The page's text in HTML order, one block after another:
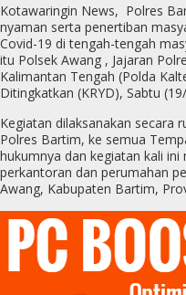
Kotawaringin News, Polres
nyaman serta penertiban
Covid-19 di tengah-tengah
itu Polsek Awang , Jajaran
Kalimantan Tengah (Polda
Ditingkatkan (KRYD), Sabtu
Kegiatan dilaksanakan secara
Polres Bartim, ke semua
hukumnya dan kegiatan kali ini
perkantoran dan perumahan
Awang, Kabupaten Bartim,